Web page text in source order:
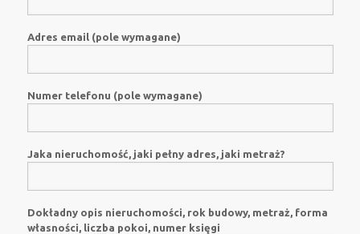
Adres email (pole wymagane)
Numer telefonu (pole wymagane)
Jaka nieruchomość, jaki pełny adres, jaki metraż?
Dokładny opis nieruchomości, rok budowy, metraż, forma
własności, liczba pokoi, numer księgi